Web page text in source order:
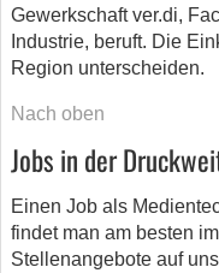
Gewerkschaft ver.di,
Industrie, beruft. Die
Region unterscheiden.
Nach oben
Jobs in der
Einen Job als
findet man am besten im
Stellenangebote auf